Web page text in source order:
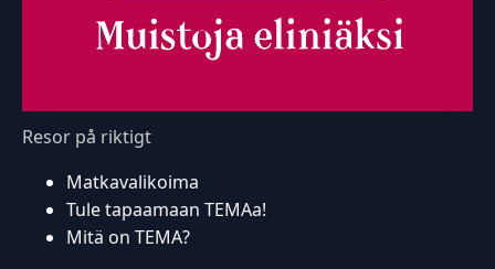
Resor på riktigt
Matkavalikoima
Tule tapaamaan TEMAa!
Mitä on TEMA?